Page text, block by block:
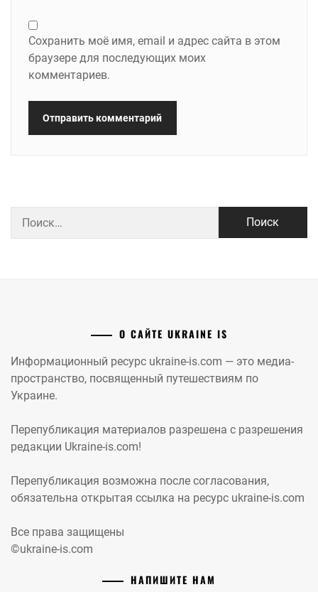
Сохранить моё имя, email и адрес сайта в этом
браузере для последующих моих
комментариев.
О САЙТЕ UKRAINE IS
Информационный ресурс ukraine-is.com — это медиа-
пространство, посвященный путешествиям по
Украине.
Перепубликация материалов разрешена с разрешения
редакции Ukraine-is.com!
Перепубликация возможна после согласования,
обязательна открытая ссылка на ресурс ukraine-is.com
Все права защищены
©ukraine-is.com
НАПИШИТЕ НАМ